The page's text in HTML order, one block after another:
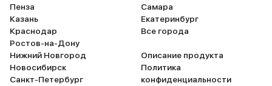
Пенза
Казань
Краснодар
Ростов-на-Дону
Нижний Новгород
Новосибирск
Санкт-Петербург
Самара
Екатеринбург
Все города
Описание продукта
Политика
конфиденциальности